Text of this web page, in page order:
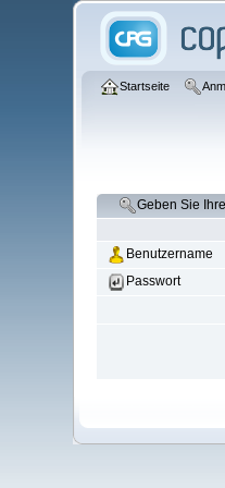
Startseite
Geben Sie
Benutzername
Passwort